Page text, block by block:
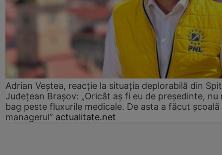
Adrian Veștea, reacție la situația deplorabilă din
Județean Brașov: „Oricât aș fi eu de președinte, nu
bag peste fluxurile medicale. De asta a făcut școală
managerul” actualitate.net